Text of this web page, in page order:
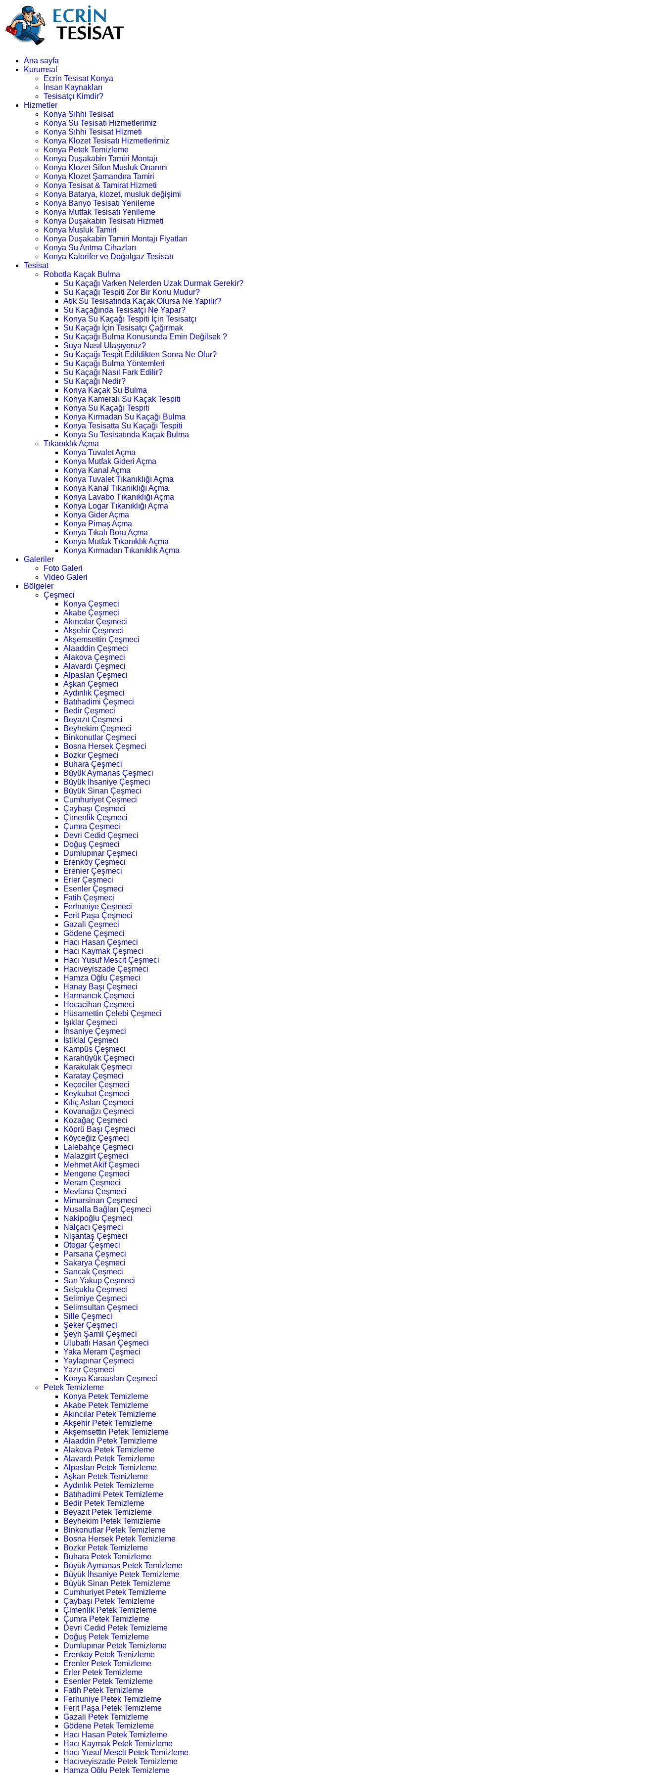
Ana sayfa
Kurumsal
Ecrin Tesisat Konya
İnsan Kaynakları
Tesisatçı Kimdir?
Hizmetler
Konya Sıhhi Tesisat
Konya Su Tesisatı Hizmetlerimiz
Konya Sıhhi Tesisat Hizmeti
Konya Klozet Tesisatı Hizmetlerimiz
Konya Petek Temizleme
Konya Duşakabin Tamiri Montajı
Konya Klozet Sifon Musluk Onarımı
Konya Klozet Şamandıra Tamiri
Konya Tesisat & Tamirat Hizmeti
Konya Batarya, klozet, musluk değişimi
Konya Banyo Tesisatı Yenileme
Konya Mutfak Tesisatı Yenileme
Konya Duşakabin Tesisatı Hizmeti
Konya Musluk Tamiri
Konya Duşakabin Tamiri Montajı Fiyatları
Konya Su Arıtma Cihazları
Konya Kalorifer ve Doğalgaz Tesisatı
Tesisat
Robotla Kaçak Bulma
Su Kaçağı Varken Nelerden Uzak Durmak Gerekir?
Su Kaçağı Tespiti Zor Bir Konu Mudur?
Atık Su Tesisatında Kaçak Olursa Ne Yapılır?
Su Kaçağında Tesisatçı Ne Yapar?
Konya Su Kaçağı Tespiti İçin Tesisatçı
Su Kaçağı İçin Tesisatçı Çağırmak
Su Kaçağı Bulma Konusunda Emin Değilsek ?
Suya Nasıl Ulaşıyoruz?
Su Kaçağı Tespit Edildikten Sonra Ne Olur?
Su Kaçağı Bulma Yöntemleri
Su Kaçağı Nasıl Fark Edilir?
Su Kaçağı Nedir?
Konya Kaçak Su Bulma
Konya Kameralı Su Kaçak Tespiti
Konya Su Kaçağı Tespiti
Konya Kırmadan Su Kaçağı Bulma
Konya Tesisatta Su Kaçağı Tespiti
Konya Su Tesisatında Kaçak Bulma
Tıkanıklık Açma
Konya Tuvalet Açma
Konya Mutfak Gideri Açma
Konya Kanal Açma
Konya Tuvalet Tıkanıklığı Açma
Konya Kanal Tıkanıklığı Açma
Konya Lavabo Tıkanıklığı Açma
Konya Logar Tıkanıklığı Açma
Konya Gider Açma
Konya Pimaş Açma
Konya Tıkalı Boru Açma
Konya Mutfak Tıkanıklık Açma
Konya Kırmadan Tıkanıklık Açma
Galeriler
Foto Galeri
Video Galeri
Bölgeler
Çeşmeci
Konya Çeşmeci
Akabe Çeşmeci
Akıncılar Çeşmeci
Akşehir Çeşmeci
Akşemsettin Çeşmeci
Alaaddin Çeşmeci
Alakova Çeşmeci
Alavardı Çeşmeci
Alpaslan Çeşmeci
Aşkan Çeşmeci
Aydınlık Çeşmeci
Batıhadimi Çeşmeci
Bedir Çeşmeci
Beyazıt Çeşmeci
Beyhekim Çeşmeci
Binkonutlar Çeşmeci
Bosna Hersek Çeşmeci
Bozkır Çeşmeci
Buhara Çeşmeci
Büyük Aymanas Çeşmeci
Büyük İhsaniye Çeşmeci
Büyük Sinan Çeşmeci
Cumhuriyet Çeşmeci
Çaybaşı Çeşmeci
Çimenlik Çeşmeci
Çumra Çeşmeci
Devri Cedid Çeşmeci
Doğuş Çeşmeci
Dumlupınar Çeşmeci
Erenköy Çeşmeci
Erenler Çeşmeci
Erler Çeşmeci
Esenler Çeşmeci
Fatih Çeşmeci
Ferhuniye Çeşmeci
Ferit Paşa Çeşmeci
Gazali Çeşmeci
Gödene Çeşmeci
Hacı Hasan Çeşmeci
Hacı Kaymak Çeşmeci
Hacı Yusuf Mescit Çeşmeci
Hacıveyiszade Çeşmeci
Hamza Oğlu Çeşmeci
Hanay Başı Çeşmeci
Harmancık Çeşmeci
Hocacihan Çeşmeci
Hüsamettin Çelebi Çeşmeci
Işıklar Çeşmeci
İhsaniye Çeşmeci
İstiklal Çeşmeci
Kampüs Çeşmeci
Karahüyük Çeşmeci
Karakulak Çeşmeci
Karatay Çeşmeci
Keçeciler Çeşmeci
Keykubat Çeşmeci
Kılıç Aslan Çeşmeci
Kovanağzı Çeşmeci
Kozağaç Çeşmeci
Köprü Başı Çeşmeci
Köyceğiz Çeşmeci
Lalebahçe Çeşmeci
Malazgirt Çeşmeci
Mehmet Akif Çeşmeci
Mengene Çeşmeci
Meram Çeşmeci
Mevlana Çeşmeci
Mimarsinan Çeşmeci
Musalla Bağları Çeşmeci
Nakipoğlu Çeşmeci
Nalçacı Çeşmeci
Nişantaş Çeşmeci
Otogar Çeşmeci
Parsana Çeşmeci
Sakarya Çeşmeci
Sancak Çeşmeci
Sarı Yakup Çeşmeci
Selçuklu Çeşmeci
Selimiye Çeşmeci
Selimsultan Çeşmeci
Sille Çeşmeci
Şeker Çeşmeci
Şeyh Şamil Çeşmeci
Ulubatlı Hasan Çeşmeci
Yaka Meram Çeşmeci
Yaylapınar Çeşmeci
Yazır Çeşmeci
Konya Karaaslan Çeşmeci
Petek Temizleme
Konya Petek Temizleme
Akabe Petek Temizleme
Akıncılar Petek Temizleme
Akşehir Petek Temizleme
Akşemsettin Petek Temizleme
Alaaddin Petek Temizleme
Alakova Petek Temizleme
Alavardı Petek Temizleme
Alpaslan Petek Temizleme
Aşkan Petek Temizleme
Aydınlık Petek Temizleme
Batıhadimi Petek Temizleme
Bedir Petek Temizleme
Beyazıt Petek Temizleme
Beyhekim Petek Temizleme
Binkonutlar Petek Temizleme
Bosna Hersek Petek Temizleme
Bozkır Petek Temizleme
Buhara Petek Temizleme
Büyük Aymanas Petek Temizleme
Büyük İhsaniye Petek Temizleme
Büyük Sinan Petek Temizleme
Cumhuriyet Petek Temizleme
Çaybaşı Petek Temizleme
Çimenlik Petek Temizleme
Çumra Petek Temizleme
Devri Cedid Petek Temizleme
Doğuş Petek Temizleme
Dumlupınar Petek Temizleme
Erenköy Petek Temizleme
Erenler Petek Temizleme
Erler Petek Temizleme
Esenler Petek Temizleme
Fatih Petek Temizleme
Ferhuniye Petek Temizleme
Ferit Paşa Petek Temizleme
Gazali Petek Temizleme
Gödene Petek Temizleme
Hacı Hasan Petek Temizleme
Hacı Kaymak Petek Temizleme
Hacı Yusuf Mescit Petek Temizleme
Hacıveyiszade Petek Temizleme
Hamza Oğlu Petek Temizleme